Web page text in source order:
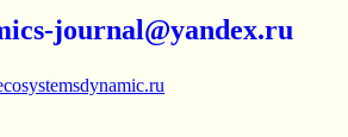
journal@yandex.ru